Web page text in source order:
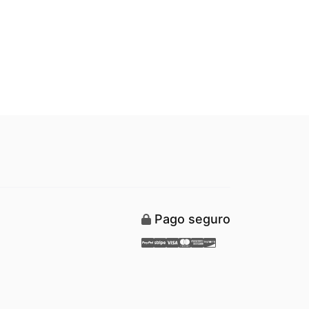
Pago seguro
Paypal
Stripe
VisaMastercard
American Express
Discover